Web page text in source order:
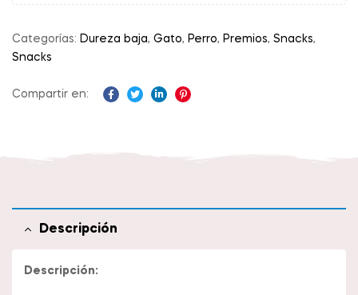
Categorías: Dureza baja, Gato, Perro, Premios, Snacks,
Snacks
Compartir en:
Descripción
Descripción: